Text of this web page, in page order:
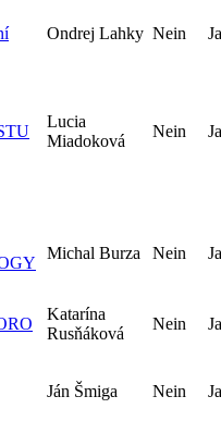
Ondrej Lahky Nein Ja
Lucia
Miadoková
Nein Ja
Michal Burza Nein Ja
Katarína
Rusňáková
Nein Ja
Ján Šmiga Nein Ja